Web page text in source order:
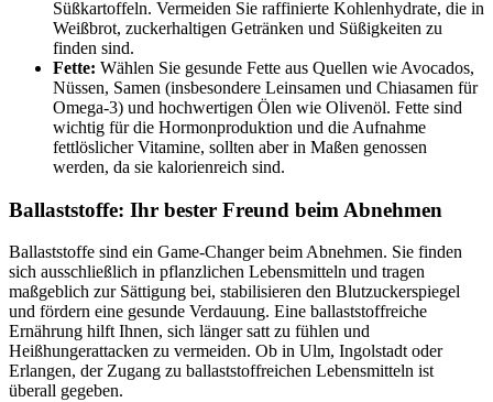
Süßkartoffeln. Vermeiden Sie raffinierte Kohlenhydrate, die in
Weißbrot, zuckerhaltigen Getränken und Süßigkeiten zu
finden sind.
Fette: Wählen Sie gesunde Fette aus Quellen wie Avocados,
Nüssen, Samen (insbesondere Leinsamen und Chiasamen für
Omega-3) und hochwertigen Ölen wie Olivenöl. Fette sind
wichtig für die Hormonproduktion und die Aufnahme
fettlöslicher Vitamine, sollten aber in Maßen genossen
werden, da sie kalorienreich sind.
Ballaststoffe: Ihr bester Freund beim Abnehmen
Ballaststoffe sind ein Game-Changer beim Abnehmen. Sie finden
sich ausschließlich in pflanzlichen Lebensmitteln und tragen
maßgeblich zur Sättigung bei, stabilisieren den Blutzuckerspiegel
und fördern eine gesunde Verdauung. Eine ballaststoffreiche
Ernährung hilft Ihnen, sich länger satt zu fühlen und
Heißhungerattacken zu vermeiden. Ob in Ulm, Ingolstadt oder
Erlangen, der Zugang zu ballaststoffreichen Lebensmitteln ist
überall gegeben.